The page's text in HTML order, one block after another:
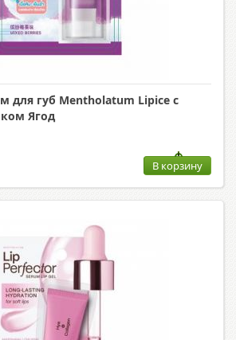
для губ Mentholatum Lipice с
Ягод
В корзину